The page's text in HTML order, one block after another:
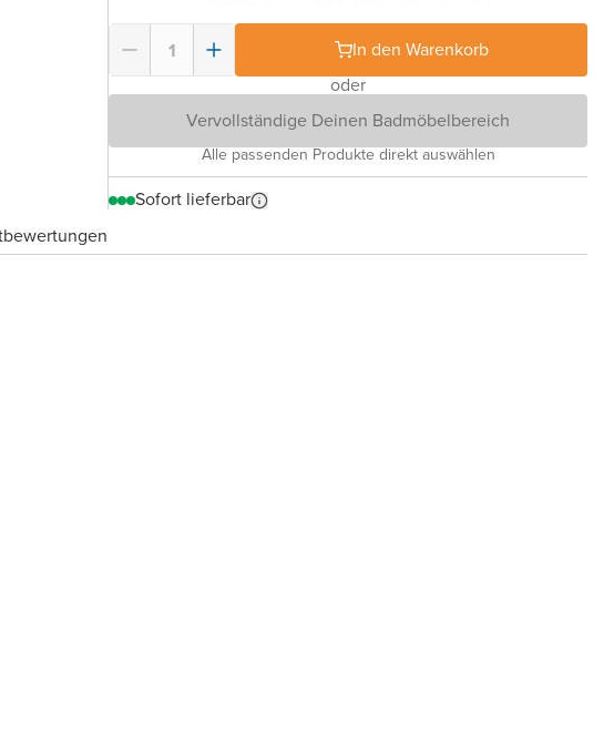
In den Warenkorb
oder
Vervollständige Deinen Badmöbelbereich
Alle passenden Produkte direkt auswählen
Sofort lieferbar